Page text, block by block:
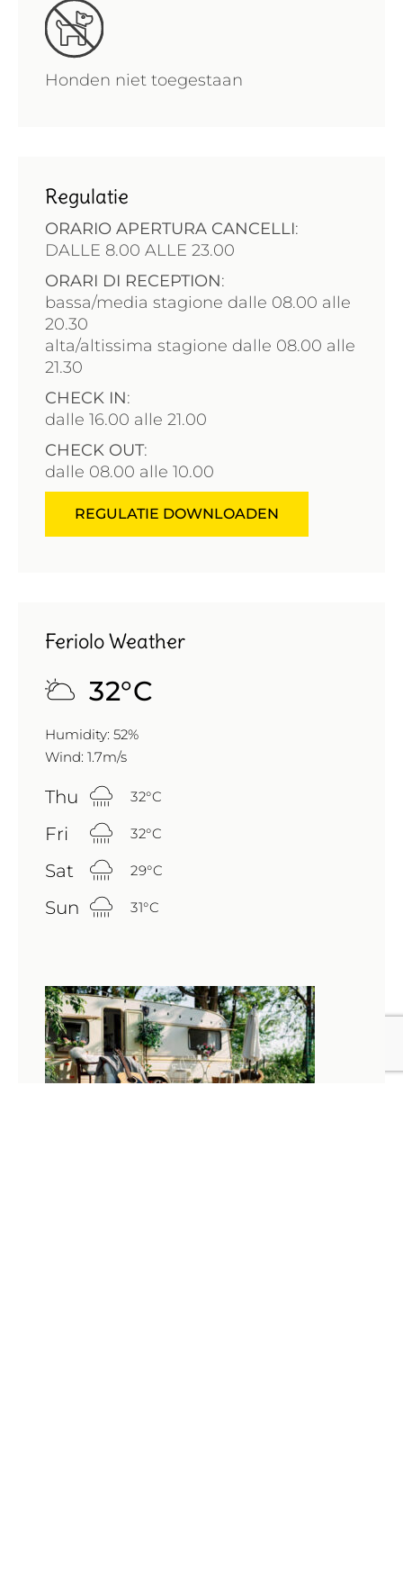
Honden niet toegestaan
Regulatie
ORARIO APERTURA CANCELLI:
DALLE 8.00 ALLE 23.00
ORARI DI RECEPTION:
bassa/media stagione dalle 08.00 alle
20.30
alta/altissima stagione dalle 08.00 alle
21.30
CHECK IN:
dalle 16.00 alle 21.00
CHECK OUT:
dalle 08.00 alle 10.00
REGULATIE DOWNLOADEN
Feriolo Weather
32°C
Humidity: 52%
Wind: 1.7m/s
Thu 32°C
Fri 32°C
Sat 29°C
Sun 31°C